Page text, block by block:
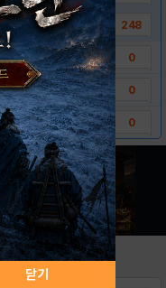
248
0
0
0
닫기